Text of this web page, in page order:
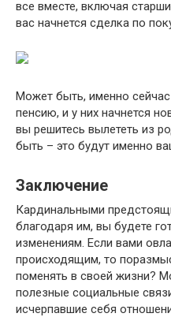
все вместе, включая
вас начнется сделка по
Может быть, именно
пенсию, и у них начнется
вы решитесь вылететь из
быть – это будут именно
Заключение
Кардинальными
благодаря им, вы будете
изменениям. Если вами
происходящим, то
поменять в своей жизни?
полезные социальные
исчерпавшие себя